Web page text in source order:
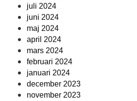
juli 2024
juni 2024
maj 2024
april 2024
mars 2024
februari 2024
januari 2024
december 2023
november 2023